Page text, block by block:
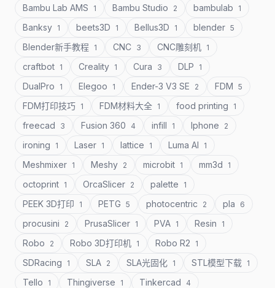
Bambu Lab AMS 1 Bambu Studio 2 bambulab 1
Banksy 1 beets3D 1 Bellus3D 1 blender 5
Blender新手教程 1 CNC 3 CNC雕刻机 1
craftbot 1 Creality 1 Cura 3 DLP 1
DualPro 1 Elegoo 1 Ender-3 V3 SE 2 FDM 5
FDM打印技巧 1 FDM材料大全 1 food printing 1
freecad 3 Fusion 360 4 infill 1 Iphone 2
ironing 1 Laser 1 lattice 1 Luma AI 1
Meshmixer 1 Meshy 2 microbit 1 mm3d 1
octoprint 1 OrcaSlicer 2 palette 1
PEEK 3D打印 1 PETG 5 photocentric 2 pla 6
procusini 2 PrusaSlicer 1 PVA 1 Resin 1
Robo 2 Robo 3D打印机 1 Robo R2 1
SDRacing 1 SLA 2 SLA光固化 1 STL模型下载 1
Tello 1 Thingiverse 1 Tinkercad 4